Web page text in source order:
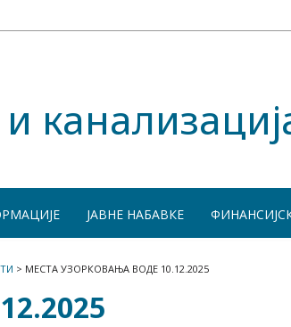
ЈАВНЕ НАБАВКЕ
> МЕСТА УЗОРКОВАЊА ВОДЕ 10.12.2025